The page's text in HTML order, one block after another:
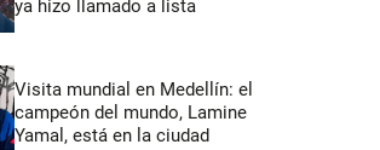
ya hizo llamado a lista
Visita mundial en Medellín: el
campeón del mundo, Lamine
Yamal, está en la ciudad